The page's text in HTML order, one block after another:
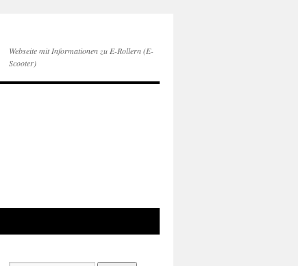
Webseite mit Informationen zu E-Rollern (E-
Scooter)